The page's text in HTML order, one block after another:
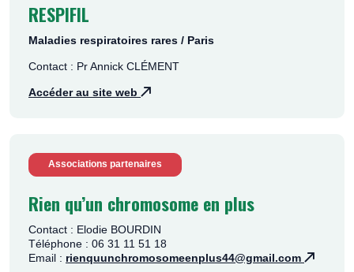
RESPIFIL
Maladies respiratoires rares / Paris
Contact : Pr Annick CLÉMENT
Accéder au site web
Associations partenaires
Rien qu’un chromosome en plus
Contact : Elodie BOURDIN
Téléphone : 06 31 11 51 18
Email : rienquunchromosomeenplus44@gmail.com